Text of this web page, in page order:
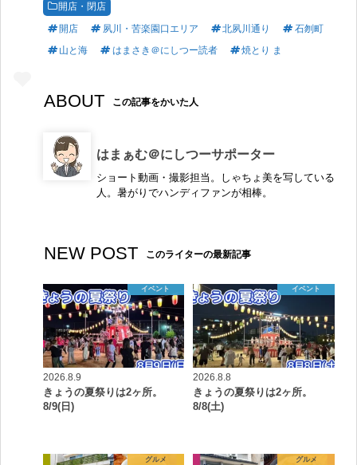
開店・閉店
開店
夙川・苦楽園口エリア 北夙川通り
石刎町
山と海
はまさき＠にしつー読者 焼とり ま
ABOUT この記事をかいた人
はまぁむ＠にしつーサポーター
ショート動画・撮影担当。しゃちょ美を写している
人。暑がりでハンディファンが相棒。
NEW POST このライターの最新記事
イベント
2026.8.9
きょうの夏祭りは2ヶ所。
8/9(日)
イベント
2026.8.8
きょうの夏祭りは2ヶ所。
8/8(土)
グルメ グルメ